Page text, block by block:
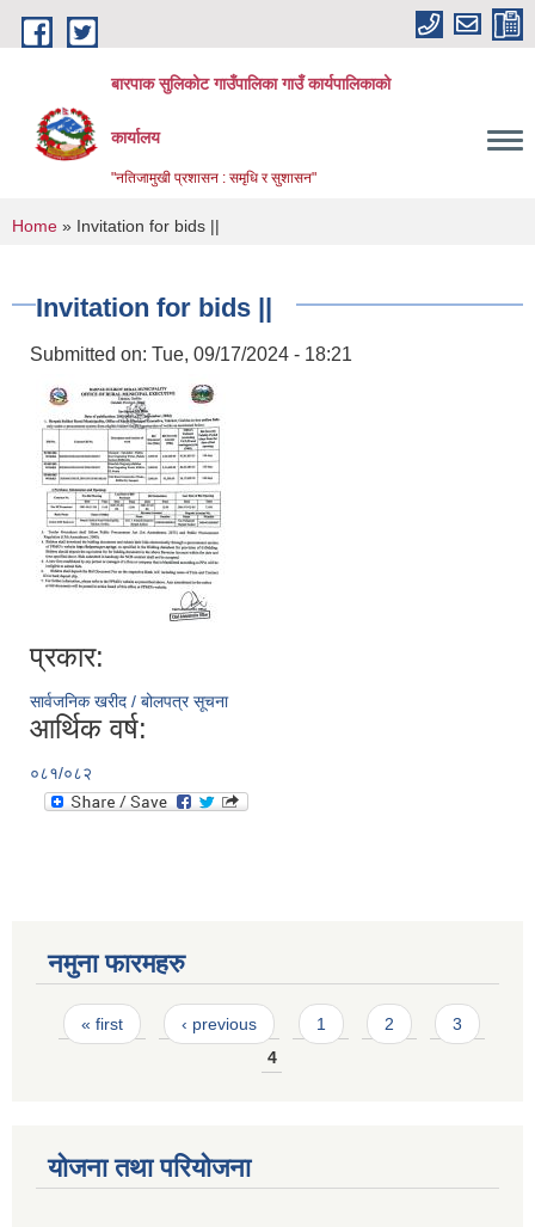
Skip to main content
बारपाक सुलिकोट गाउँपालिका गाउँ कार्यपालिकाको
कार्यालय
"नतिजामुखी प्रशासन : समृधि र सुशासन"
You are here
Home » Invitation for bids ||
Invitation for bids ||
Submitted on: Tue, 09/17/2024 - 18:21
प्रकार:
सार्वजनिक खरीद / बोलपत्र सूचना
आर्थिक वर्ष:
०८१/०८२
नमुना फारमहरु
Pages
« first ‹ previous 1 2
3
4
योजना तथा परियोजना